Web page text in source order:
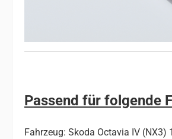
Passend für folgende
Fahrzeug: Skoda Octavia IV (NX3)